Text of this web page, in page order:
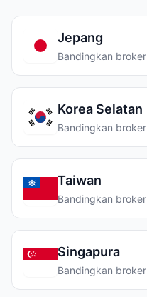
Jepang
Bandingkan broker
Korea Selatan
Bandingkan broker
Taiwan
Bandingkan broker
Singapura
Bandingkan broker